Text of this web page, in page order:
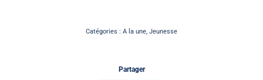
Catégories : A la une, Jeunesse
Partager